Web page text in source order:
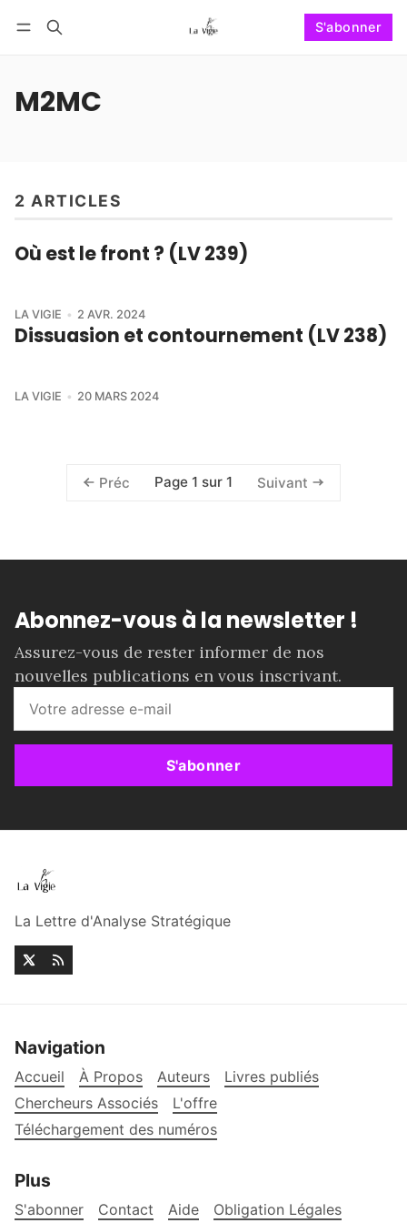
S'abonner
M2MC
2 ARTICLES
Où est le front ? (LV 239)
LA VIGIE 2 AVR. 2024
Dissuasion et contournement (LV 238)
LA VIGIE 20 MARS 2024
Préc Page 1 sur 1 Suivant
Abonnez-vous à la newsletter !
Assurez-vous de rester informer de nos
nouvelles publications en vous inscrivant.
S'abonner
La Lettre d'Analyse Stratégique
Navigation
Accueil À Propos Auteurs
Livres publiés
Chercheurs Associés
L'offre
Téléchargement des numéros
Plus
S'abonner Contact Aide Obligation Légales